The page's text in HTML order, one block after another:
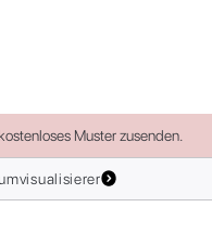
Muster zusenden.